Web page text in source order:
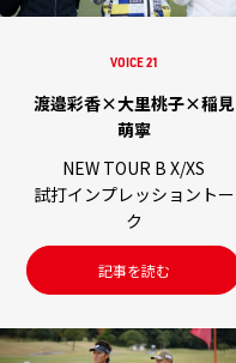
VOICE 21
渡邉彩香×大里桃子×稲見
萌寧
NEW TOUR B X/XS
試打インプレッショントー
ク
記事を読む